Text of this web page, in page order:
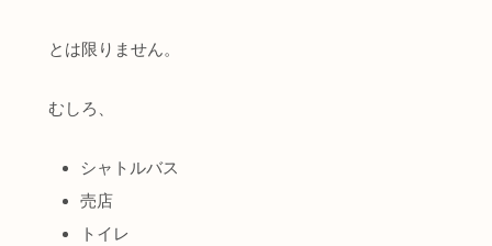
とは限りません。
むしろ、
シャトルバス
売店
トイレ